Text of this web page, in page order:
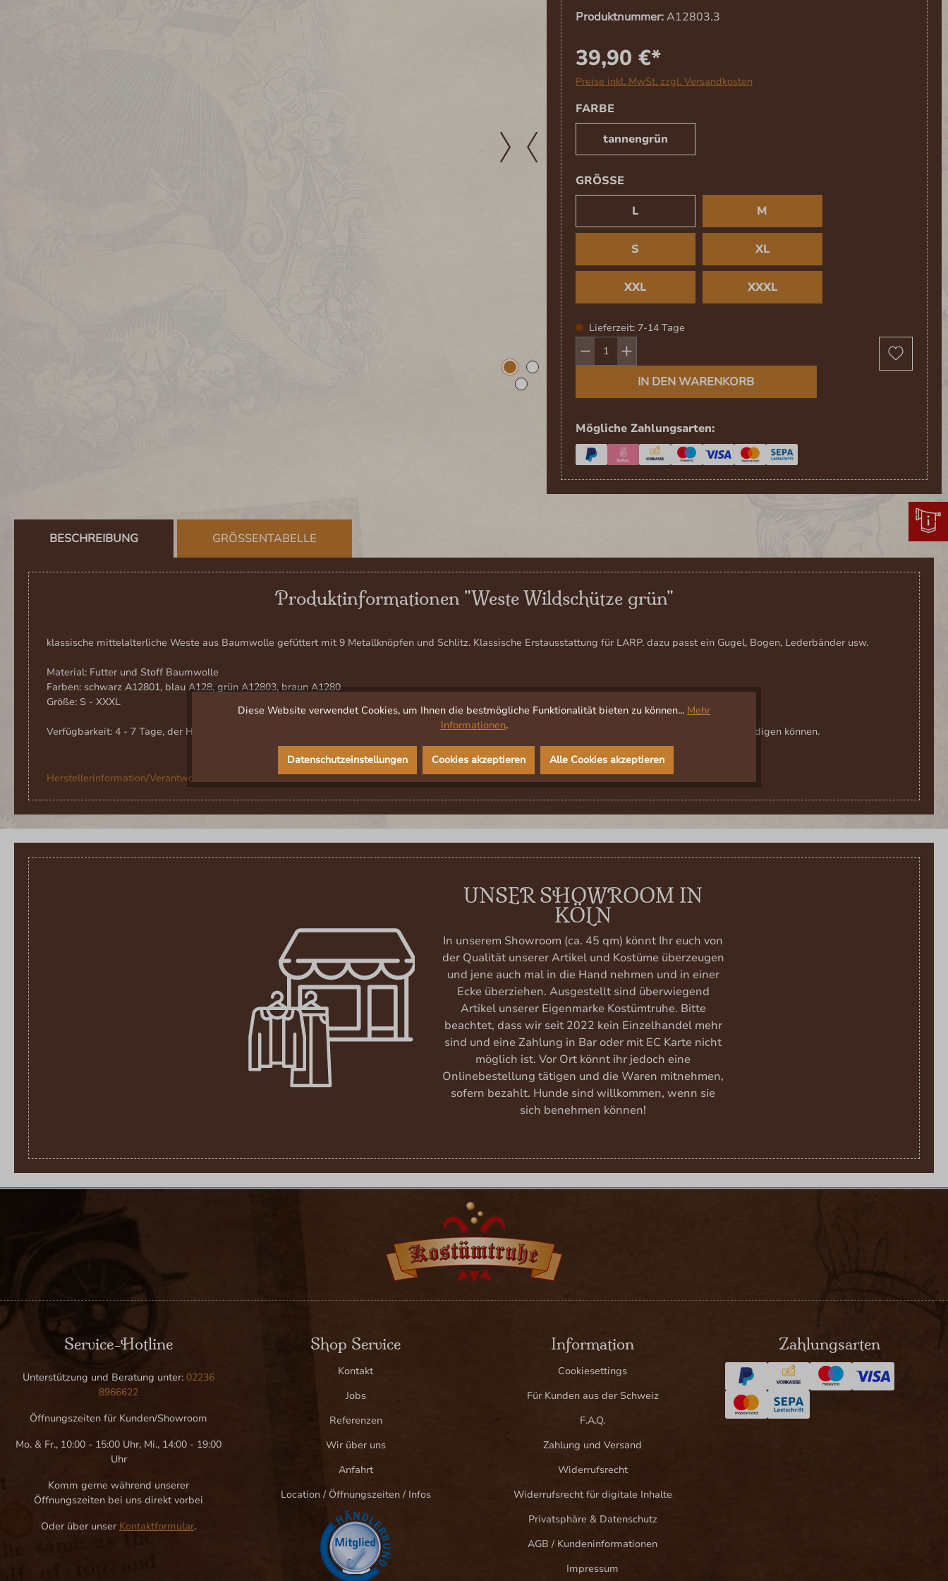
Produktnummer:A12803.3
39,90 €*
Preise inkl. MwSt. zzgl. Versandkosten
FARBEAUSWÄHLEN
tannengrün
GRÖSSE AUSWÄHLEN
L
M
S XL
XXL XXXL
Lieferzeit: 7-14 Tage
Produkt Anzahl: Gib den gewünschten Wert
IN DEN WARENKORB
Mögliche Zahlungsarten:
BESCHREIBUNG GRÖSSENTABELLE
Produktinformationen "Weste Wildschütze grün"
klassische mittelalterliche Weste aus Baumwolle gefüttert mit 9 Metallknöpfen und Schlitz. Klassische Erstausstattung für LARP. dazu passt ein Gugel, Bogen, Lederbänder usw.
Material: Futter und Stoff Baumwolle
Farben: schwarz A12801, blau A128, grün A12803, braun A1280
Größe: S - XXXL
Verfügbarkeit: 4 - 7 Tage, der Hersteller hat nicht immer alle Größen und Farben auf Lager. In dringenden Fällen ruft bitte vorher an, damit wir uns erkundigen können.
Herstellerinformation/Verantwortlich für die EU
UNSER SHOWROOM IN
KÖLN
In unserem Showroom (ca. 45 qm) könnt Ihr euch von
der Qualität unserer Artikel und Kostüme überzeugen
und jene auch mal in die Hand nehmen und in einer
Ecke überziehen. Ausgestellt sind überwiegend
Artikel unserer Eigenmarke Kostümtruhe. Bitte
beachtet, dass wir seit 2022 kein Einzelhandel mehr
sind und eine Zahlung in Bar oder mit EC Karte nicht
möglich ist. Vor Ort könnt ihr jedoch eine
Onlinebestellung tätigen und die Waren mitnehmen,
sofern bezahlt. Hunde sind willkommen, wenn sie
sich benehmen können!
Service-Hotline
Unterstützung und Beratung unter: 02236
8966622
Öffnungszeiten für Kunden/Showroom
Mo. & Fr., 10:00 - 15:00 Uhr, Mi., 14:00 - 19:00
Uhr
Komm gerne während unserer
Öffnungszeiten bei uns direkt vorbei
Oder über unser Kontaktformular.
Shop Service
Kontakt
Jobs
Referenzen
Wir über uns
Anfahrt
Location / Öffnungszeiten / Infos
Information
Cookiesettings
Für Kunden aus der Schweiz
F.A.Q.
Zahlung und Versand
Widerrufsrecht
Widerrufsrecht für digitale Inhalte
Privatsphäre & Datenschutz
AGB / Kundeninformationen
Impressum
Zahlungsarten
Diese Website verwendet Cookies, um Ihnen die bestmögliche Funktionalität bieten zu können... Mehr
Informationen.
Datenschutzeinstellungen Cookies akzeptieren Alle Cookies akzeptieren